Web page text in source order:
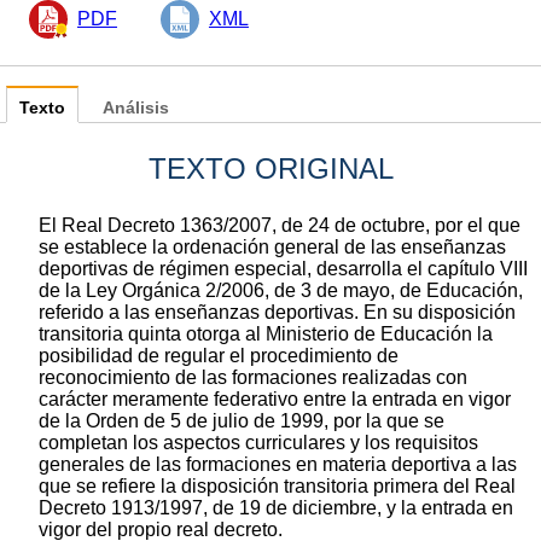
PDF XML
Texto
TEXTO ORIGINAL
El Real Decreto 1363/2007, de 24 de octubre, por el que
se establece la ordenación general de las enseñanzas
deportivas de régimen especial, desarrolla el capítulo VIII
de la Ley Orgánica 2/2006, de 3 de mayo, de Educación,
referido a las enseñanzas deportivas. En su disposición
transitoria quinta otorga al Ministerio de Educación la
posibilidad de regular el procedimiento de
reconocimiento de las formaciones realizadas con
carácter meramente federativo entre la entrada en vigor
de la Orden de 5 de julio de 1999, por la que se
completan los aspectos curriculares y los requisitos
generales de las formaciones en materia deportiva a las
que se refiere la disposición transitoria primera del Real
Decreto 1913/1997, de 19 de diciembre, y la entrada en
vigor del propio real decreto.
Análisis